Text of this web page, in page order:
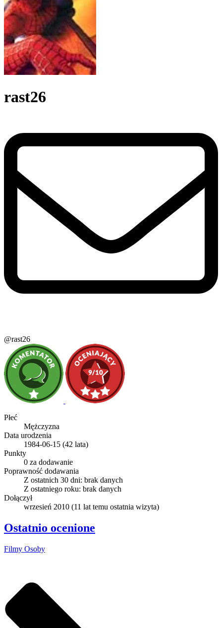
rast26
@rast26
Płeć
Mężczyzna
Data urodzenia
1984-06-15 (42 lata)
Punkty
0 za dodawanie
Poprawność dodawania
Z ostatnich 30 dni: brak danych
Z ostatniego roku: brak danych
Dołączył
wrzesień 2010 (11 lat temu ostatnia wizyta)
Ostatnio ocenione
Filmy Osoby